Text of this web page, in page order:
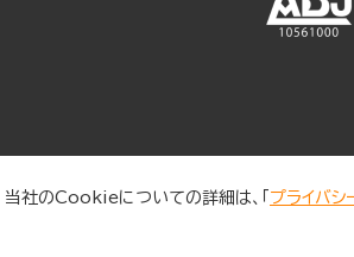
社のCookieについての詳細は、「 プライバシ